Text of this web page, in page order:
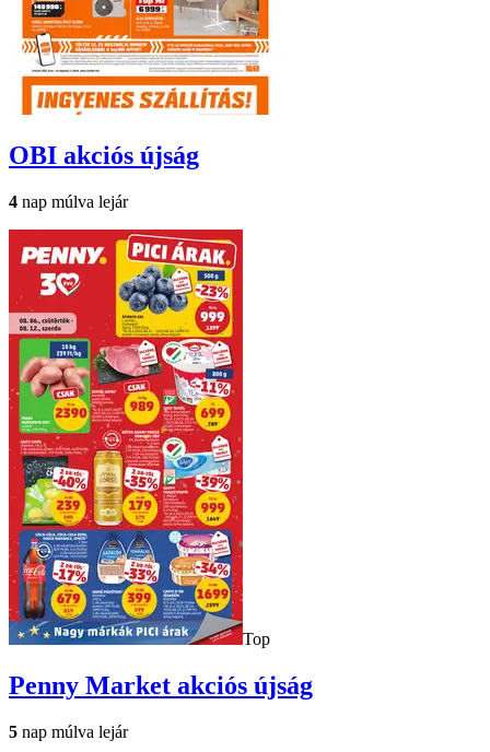
OBI akciós újság
4 nap múlva lejár
Top
Penny Market akciós újság
5 nap múlva lejár